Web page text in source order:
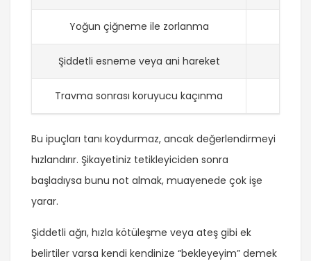
Yoğun çiğneme ile zorlanma
Şiddetli esneme veya ani hareket
Travma sonrası koruyucu kaçınma
Bu ipuçları tanı koydurmaz, ancak değerlendirmeyi
hızlandırır. Şikayetiniz tetikleyiciden sonra
başladıysa bunu not almak, muayenede çok işe
yarar.
Şiddetli ağrı, hızla kötüleşme veya ateş gibi ek
belirtiler varsa kendi kendinize “bekleyeyim” demek